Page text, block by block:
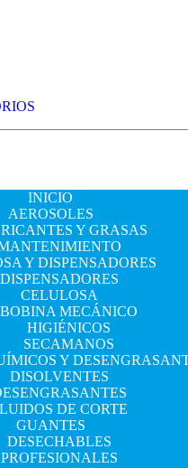
INICIO
AEROSOLES
Y GRASAS
Y DISPENSADORES
DISPENSADORES
CELULOSA
BOBINA MECÁNICO
HIGIÉNICOS
SECAMANOS
Y
DISOLVENTES
DE CORTE
GUANTES
DESECHABLES
PROFESIONALES